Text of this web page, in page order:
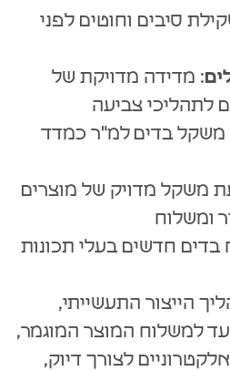
סיבים וחוטים לפני
: מדידה מדויקת של
לתהליכי צביעה
משקל בדים למ"ר כמדד
משקל מדויק של מוצרים
ומשלוח
בדים חדשים בעלי תכונות
הייצור התעשייתי,
למשלוח המוצר המוגמר,
לצורך דיוק,